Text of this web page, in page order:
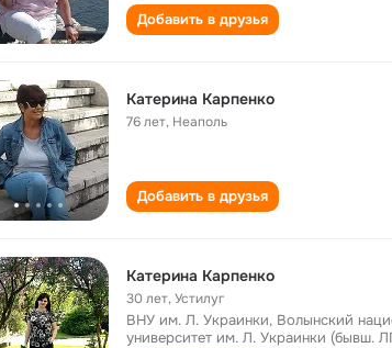
Добавить в друзья
Катерина Карпенко
76 лет, Неаполь
Добавить в друзья
Катерина Карпенко
30 лет,Устилуг
ВНУ им. Л. Украинки, Волынский
университет им. Л. Украинки (бывш.